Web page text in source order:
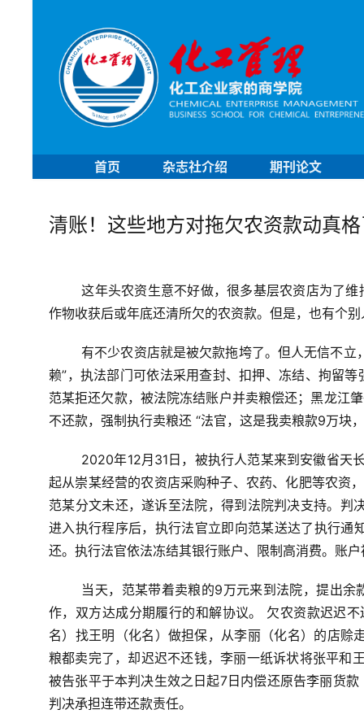
首页 杂志社介绍 期刊论文
清账！这些地方对拖欠农资款动真
这年头农资生意不好做，很多基层农资店为了
作物收获后或年底还清所欠的农资款。但是，也有个
有不少农资店就是被欠款拖垮了。 但人无信不立
赖”，执法部门可依法采用查封、扣押、冻结、拘留
范某拒还欠款，被法院冻结账户并卖粮偿还；黑龙江
不还款，强制执行卖粮还 “法官，这是我卖粮款9万块
2020年12月31日，被执行人范某来到安徽省天
起从崇某经营的农资店采购种子、农药、化肥等农资
范某分文未还，遂诉至法院，得到法院判决支持。判
进入执行程序后，执行法官立即向范某送达了执行通
还。执行法官依法冻结其银行账户、限制高消费。账
当天，范某带着卖粮的9万元来到法院，提出
作，双方达成分期履行的和解协议。
欠农资款迟迟
名）找王明（化名）做担保，从李丽（化名）的店
粮都卖完了，却迟迟不还钱，李丽一纸诉状将张平和
被告张平于本判决生效之日起7日内偿还原告李丽货
判决承担连带还款责任。